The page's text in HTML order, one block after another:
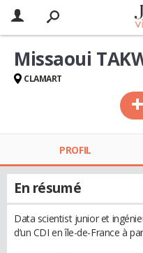
Missaoui
CLAMART
PROFIL
En résumé
Data scientist junior et
d’un CDI en île-de-France à